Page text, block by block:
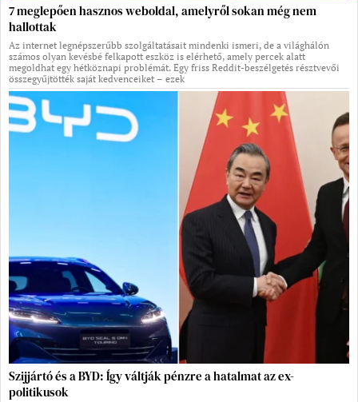
7 meglepően hasznos weboldal, amelyről sokan még nem
hallottak
Az internet legnépszerűbb szolgáltatásait mindenki ismeri, de a világhálón
számos olyan kevésbé felkapott eszköz is elérhető, amely percek alatt
megoldhat egy hétköznapi problémát. Egy friss Reddit-beszélgetés résztvevői
összegyűjtötték saját kedvenceiket – ezek
Szijjártó és a BYD: Így váltják pénzre a hatalmat az ex-
politikusok